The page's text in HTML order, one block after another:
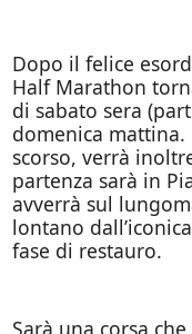
Dopo il felice
Half Marathon
di sabato sera
domenica mattina.
scorso, verrà
partenza sarà in
avverrà sul
lontano
fase di restauro.
Sarà una corsa